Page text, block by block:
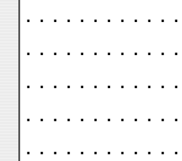
. . . . . . . . . . .
. . . . . . . . . . .
. . . . . . . . . . .
. . . . . . . . . . .
. . . . . . . . . . .